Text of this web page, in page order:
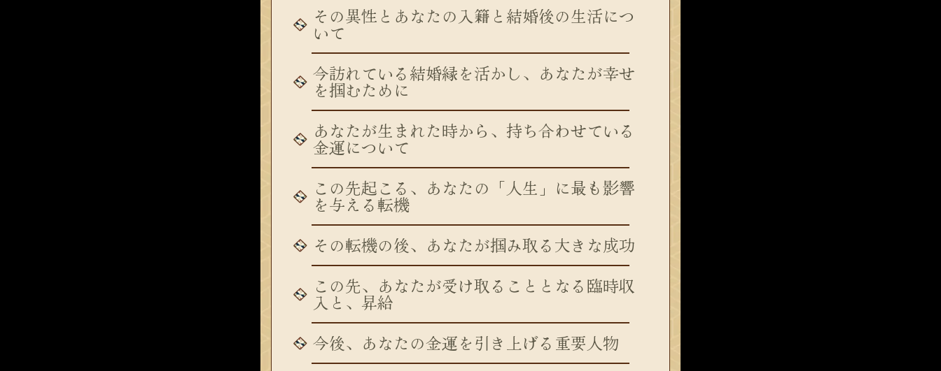
その異性とあなたの入籍と結婚後の生活につ
いて
今訪れている結婚縁を活かし、あなたが幸せ
を掴むために
あなたが生まれた時から、持ち合わせている
金運について
この先起こる、あなたの「人生」に最も影響
を与える転機
その転機の後、あなたが掴み取る大きな成功
この先、あなたが受け取ることとなる臨時収
入と、昇給
今後、あなたの金運を引き上げる重要人物